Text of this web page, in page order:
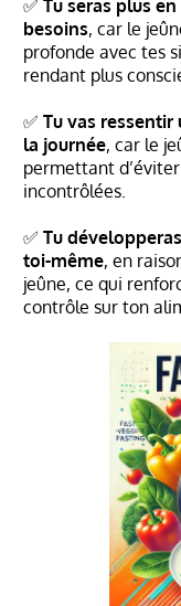
✅ Tu seras plus
besoins, car le
profonde avec tes
rendant plus
✅ Tu vas
la journée, car le
permettant
incontrôlées.
✅ Tu
toi-même, en
jeûne, ce qui
contrôle sur ton